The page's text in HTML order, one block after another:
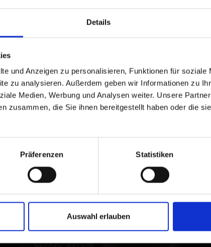
Details
und Anzeigen zu personalisieren, Funktionen für soziale
zu analysieren. Außerdem geben wir Informationen zu
Medien, Werbung und Analysen weiter. Unsere
zusammen, die Sie ihnen bereitgestellt haben oder die
Präferenzen Statistiken
Auswahl erlauben
Links
REGION ERLEBEN